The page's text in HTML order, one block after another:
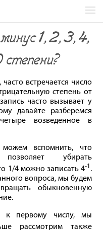
1, 2, 3, 4,
встречается число
степень от
часто вызывает у
давайте разберемся
возведенное в
вспомнить, что
убирать
1/4 можно записать 4-1 .
вопроса, мы будем
обыкновенную
к первому числу, мы
рассмотрим также